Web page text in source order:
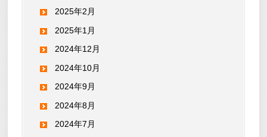
2025年2月
2025年1月
2024年12月
2024年10月
2024年9月
2024年8月
2024年7月